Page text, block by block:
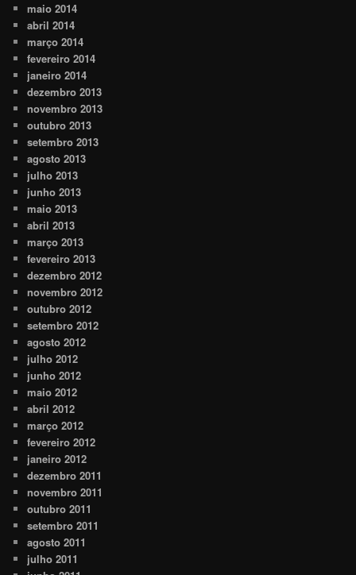
maio 2014
abril 2014
março 2014
fevereiro 2014
janeiro 2014
dezembro 2013
novembro 2013
outubro 2013
setembro 2013
agosto 2013
julho 2013
junho 2013
maio 2013
abril 2013
março 2013
fevereiro 2013
dezembro 2012
novembro 2012
outubro 2012
setembro 2012
agosto 2012
julho 2012
junho 2012
maio 2012
abril 2012
março 2012
fevereiro 2012
janeiro 2012
dezembro 2011
novembro 2011
outubro 2011
setembro 2011
agosto 2011
julho 2011